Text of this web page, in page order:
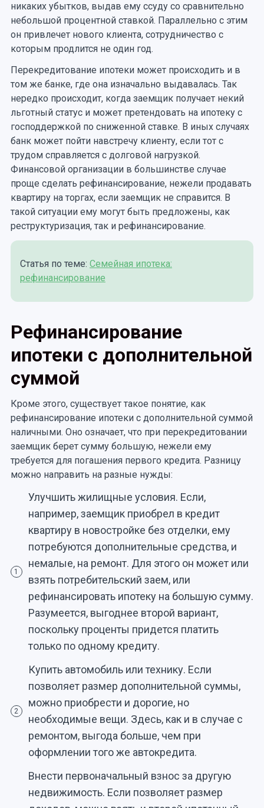
никаких убытков, выдав ему ссуду со сравнительно
небольшой процентной ставкой. Параллельно с этим
он привлечет нового клиента, сотрудничество с
которым продлится не один год.
Перекредитование ипотеки может происходить и в
том же банке, где она изначально выдавалась. Так
нередко происходит, когда заемщик получает некий
льготный статус и может претендовать на ипотеку с
господдержкой по сниженной ставке. В иных случаях
банк может пойти навстречу клиенту, если тот с
трудом справляется с долговой нагрузкой.
Финансовой организации в большинстве случае
проще сделать рефинансирование, нежели продавать
квартиру на торгах, если заемщик не справится. В
такой ситуации ему могут быть предложены, как
реструктуризация, так и рефинансирование.
Статья по теме: Семейная ипотека:
рефинансирование
Рефинансирование
ипотеки с дополнительной
суммой
Кроме этого, существует такое понятие, как
рефинансирование ипотеки с дополнительной суммой
наличными. Оно означает, что при перекредитовании
заемщик берет сумму большую, нежели ему
требуется для погашения первого кредита. Разницу
можно направить на разные нужды:
1
Улучшить жилищные условия. Если,
например, заемщик приобрел в кредит
квартиру в новостройке без отделки, ему
потребуются дополнительные средства, и
немалые, на ремонт. Для этого он может или
взять потребительский заем, или
рефинансировать ипотеку на большую сумму.
Разумеется, выгоднее второй вариант,
поскольку проценты придется платить
только по одному кредиту.
2
Купить автомобиль или технику. Если
позволяет размер дополнительной суммы,
можно приобрести и дорогие, но
необходимые вещи. Здесь, как и в случае с
ремонтом, выгода больше, чем при
оформлении того же автокредита.
Внести первоначальный взнос за другую
недвижимость. Если позволяет размер